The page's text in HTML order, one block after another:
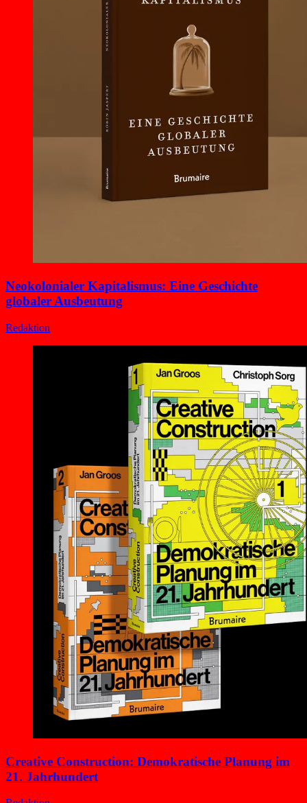
Neokolonialer Kapitalismus: Eine Geschichte
globaler Ausbeutung
Redaktion
Creative Construction: Demokratische Planung im
21. Jahrhundert